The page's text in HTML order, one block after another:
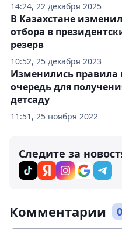
14:24, 22 декабря 2025
10:52, 25 декабря 2023
В Казахстане
отбора в
резерв
11:51, 25 ноября 2022
Изменились правила
очередь для
детсаду
Следите за
Комментарии 0